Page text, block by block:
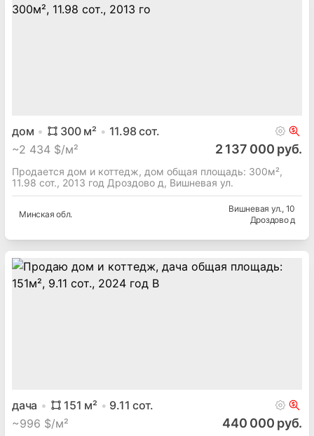
дом 300м² 11.98 сот.
~2 434 $/м² 2 137 000 руб.
Продается дом и коттедж, дом общая площадь: 300м²,
11.98 сот., 2013 год Дроздово д, Вишневая ул.
Минская обл.
Вишневая ул., 10
Дроздово д
дача 151 м² 9.11 сот.
~996 $/м² 440 000 руб.